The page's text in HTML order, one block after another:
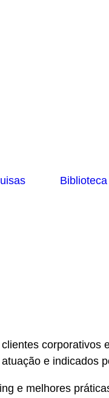
Biblioteca
corporativos
e indicados
e melhores